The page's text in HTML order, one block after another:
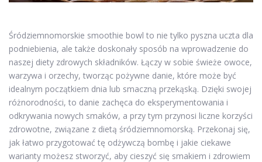
Śródziemnomorskie smoothie bowl to nie tylko pyszna uczta dla
podniebienia, ale także doskonały sposób na wprowadzenie do
naszej diety zdrowych składników. Łączy w sobie świeże owoce,
warzywa i orzechy, tworząc pożywne danie, które może być
idealnym początkiem dnia lub smaczną przekąską. Dzięki swojej
różnorodności, to danie zachęca do eksperymentowania i
odkrywania nowych smaków, a przy tym przynosi liczne korzyści
zdrowotne, związane z dietą śródziemnomorską. Przekonaj się,
jak łatwo przygotować tę odżywczą bombę i jakie ciekawe
warianty możesz stworzyć, aby cieszyć się smakiem i zdrowiem